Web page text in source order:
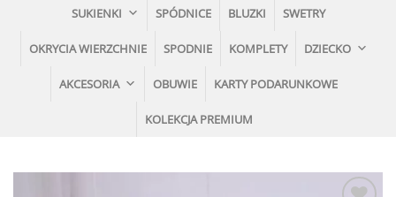
SUKIENKI SPÓDNICE BLUZKI SWETRY
OKRYCIA WIERZCHNIE SPODNIE KOMPLETY DZIECKO
AKCESORIA OBUWIE KARTY PODARUNKOWE
KOLEKCJA PREMIUM